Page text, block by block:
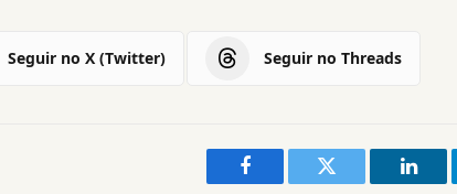
Seguir no X (Twitter) Seguir no Threads
Facebook Twitter